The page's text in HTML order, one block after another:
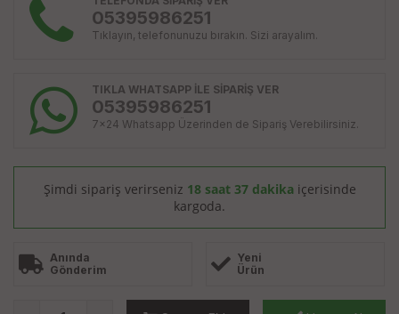
05395986251
Tıklayın, telefonunuzu bırakın. Sizi arayalım.
TIKLA WHATSAPP İLE SİPARİŞ VER
05395986251
7x24 Whatsapp Üzerinden de Sipariş Verebilirsiniz.
Şimdi sipariş verirseniz 18 saat 37 dakika içerisinde
kargoda.
Anında
Gönderim
Yeni
Ürün